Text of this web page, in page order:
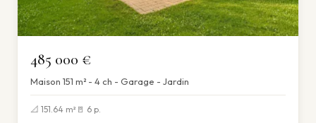
485 000 €
Maison 151 m² - 4 ch - Garage - Jardin
📐 151.64 m² 🚪 6 p.